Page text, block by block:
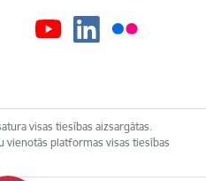
visas tiesības aizsargātas.
vienotās platformas visas tiesības